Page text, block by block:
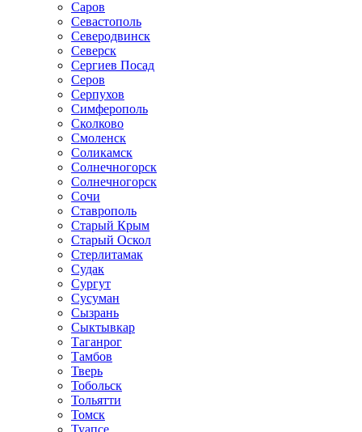
Саров
Севастополь
Северодвинск
Северск
Сергиев Посад
Серов
Серпухов
Симферополь
Сколково
Смоленск
Соликамск
Солнечногорск
Солнечногорск
Сочи
Ставрополь
Старый Крым
Старый Оскол
Стерлитамак
Судак
Сургут
Сусуман
Сызрань
Сыктывкар
Таганрог
Тамбов
Тверь
Тобольск
Тольятти
Томск
Туапсе